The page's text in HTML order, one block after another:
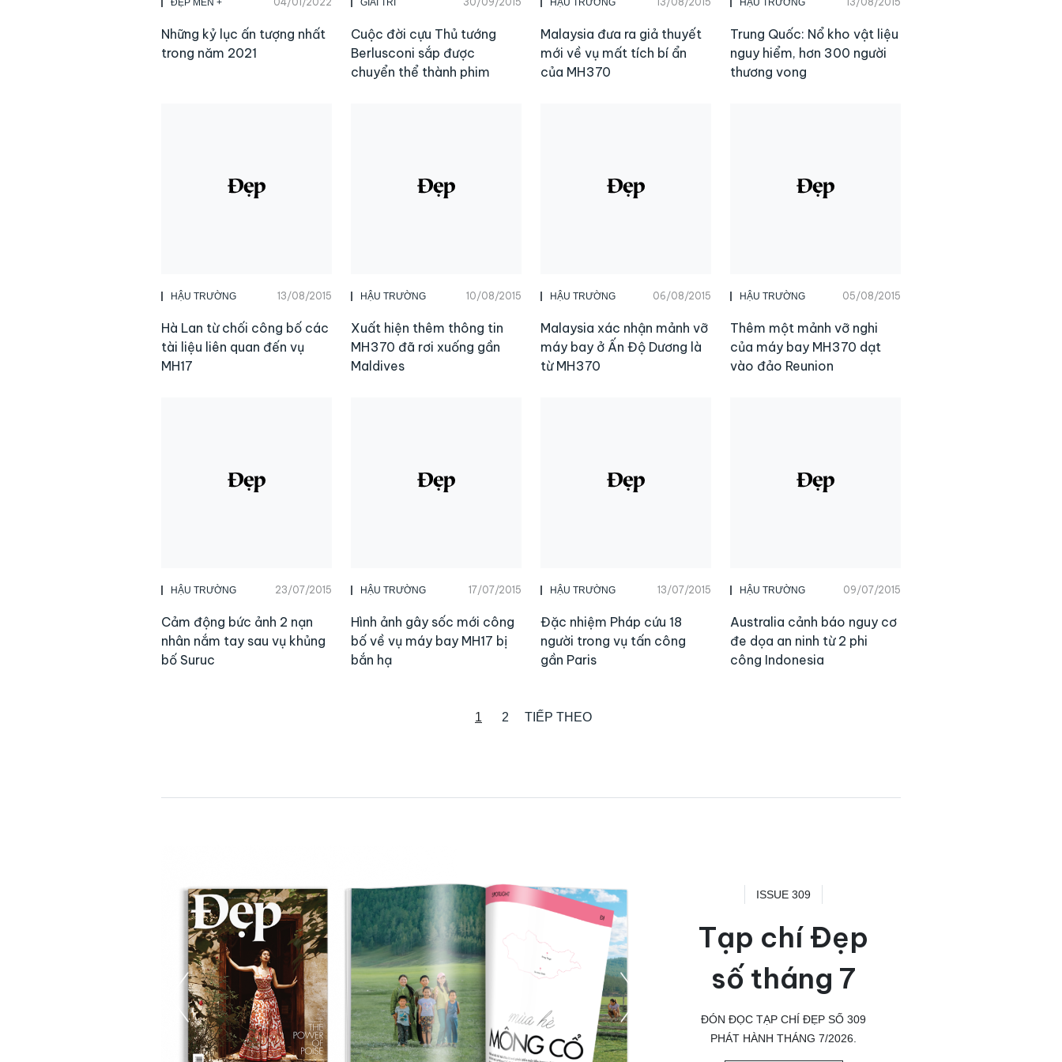
Những kỷ lục ấn tượng nhất
trong năm 2021
Cuộc đời cựu Thủ tướng
Berlusconi sắp được
chuyển thể thành phim
Malaysia đưa ra giả thuyết
mới về vụ mất tích bí ẩn
của MH370
Trung Quốc: Nổ kho vật liệu
nguy hiểm, hơn 300 người
thương vong
HẬU TRƯỜNG 13/08/2015
Hà Lan từ chối công bố các
tài liệu liên quan đến vụ
MH17
HẬU TRƯỜNG 10/08/2015
Xuất hiện thêm thông tin
MH370 đã rơi xuống gần
Maldives
HẬU TRƯỜNG 06/08/2015
Malaysia xác nhận mảnh vỡ
máy bay ở Ấn Độ Dương là
từ MH370
HẬU TRƯỜNG 05/08/2015
Thêm một mảnh vỡ nghi
của máy bay MH370 dạt
vào đảo Reunion
HẬU TRƯỜNG 23/07/2015
Cảm động bức ảnh 2 nạn
nhân nắm tay sau vụ khủng
bố Suruc
HẬU TRƯỜNG 17/07/2015
Hình ảnh gây sốc mới công
bố về vụ máy bay MH17 bị
bắn hạ
HẬU TRƯỜNG 13/07/2015
Đặc nhiệm Pháp cứu 18
người trong vụ tấn công
gần Paris
HẬU TRƯỜNG 09/07/2015
Australia cảnh báo nguy cơ
đe dọa an ninh từ 2 phi
công Indonesia
1 2 TIẾP THEO
ISSUE 309
Tạp chí Đẹp
số tháng 7
ĐÓN ĐỌC TẠP CHÍ ĐẸP SỐ 309
PHÁT HÀNH THÁNG 7/2026.